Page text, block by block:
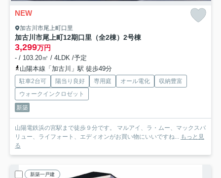
NEW
加古川市尾上町口里
加古川市尾上町12期口里（全2棟）2号棟
3,299万円
- / 103.20㎡ / 4LDK /予定
山陽本線「加古川」駅 徒歩49分
駐車2台可 陽当り良好 専用庭 オール電化
収納豊富
ウォークインクロゼット
新築
山陽電鉄浜の宮駅まで徒歩９分です。 マルアイ、ラ・ムー、マックスバ
リュー、ライフォート、エディオンがお買い物にいいですね... もっと見
る
新築一戸建